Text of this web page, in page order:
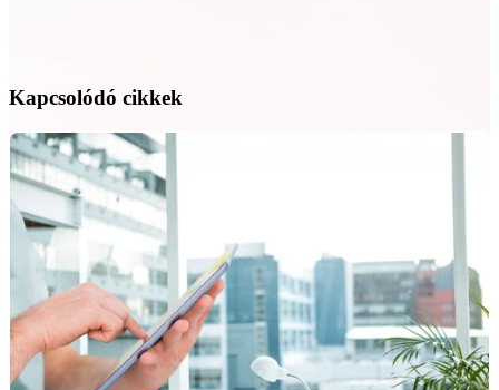
Kapcsolódó cikkek